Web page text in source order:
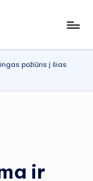
požiūris į šias
ir